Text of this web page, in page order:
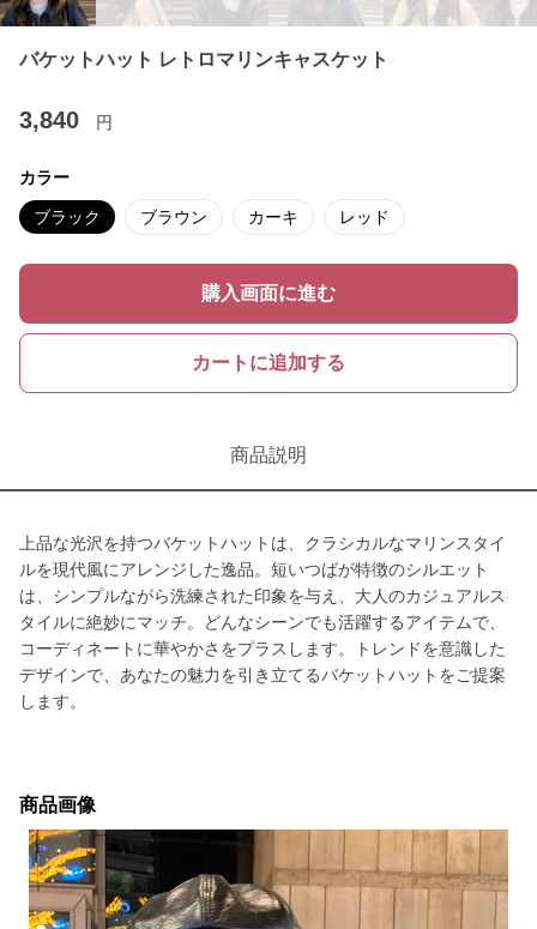
バケットハット レトロマリンキャスケット
3,840 円
カラー
ブラック ブラウン カーキ レッド
購入画面に進む
カートに追加する
商品説明
上品な光沢を持つバケットハットは、クラシカルなマリンスタイ
ルを現代風にアレンジした逸品。短いつばが特徴のシルエット
は、シンプルながら洗練された印象を与え、大人のカジュアルス
タイルに絶妙にマッチ。どんなシーンでも活躍するアイテムで、
コーディネートに華やかさをプラスします。トレンドを意識した
デザインで、あなたの魅力を引き立てるバケットハットをご提案
します。
商品画像